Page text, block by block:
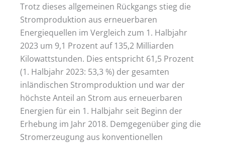
Trotz dieses allgemeinen Rückgangs stieg die
Stromproduktion aus erneuerbaren
Energiequellen im Vergleich zum 1. Halbjahr
2023 um 9,1 Prozent auf 135,2 Milliarden
Kilowattstunden. Dies entspricht 61,5 Prozent
(1. Halbjahr 2023: 53,3 %) der gesamten
inländischen Stromproduktion und war der
höchste Anteil an Strom aus erneuerbaren
Energien für ein 1. Halbjahr seit Beginn der
Erhebung im Jahr 2018. Demgegenüber ging die
Stromerzeugung aus konventionellen